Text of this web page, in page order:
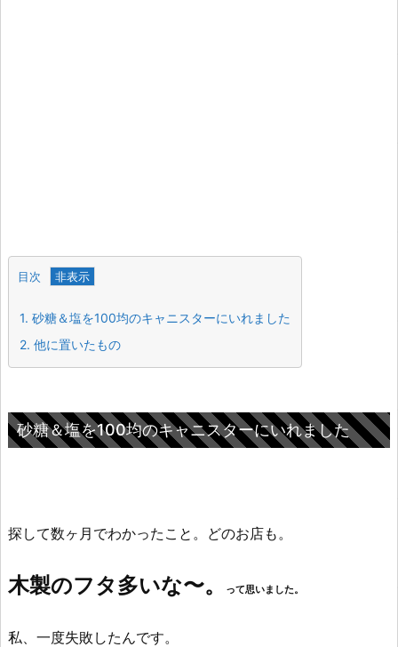
目次
1. 砂糖＆塩を100均のキャニスターにいれました
2. 他に置いたもの
砂糖＆塩を100均のキャニスターにいれました
探して数ヶ月でわかったこと。どのお店も。
木製のフタ多いな〜。 って思いました。
私、一度失敗したんです。